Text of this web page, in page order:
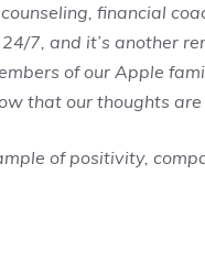
financial
7, and it’s another
of our Apple
that our thoughts
of positivity,